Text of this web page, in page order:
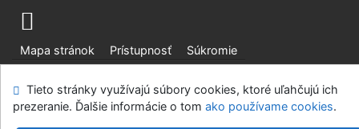
Mapa stránok Prístupnosť
Súkromie
Slovenská lesnícka a drevárska knižnica pri Technickej
Tieto stránky využívajú súbory cookies, ktoré uľahčujú ich
prezeranie. Ďalšie informácie o tom ako používame cookies.